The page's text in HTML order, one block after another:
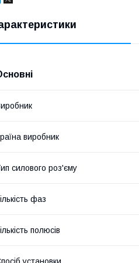
виробник
силового роз'єму
фаз
полюсів
установки